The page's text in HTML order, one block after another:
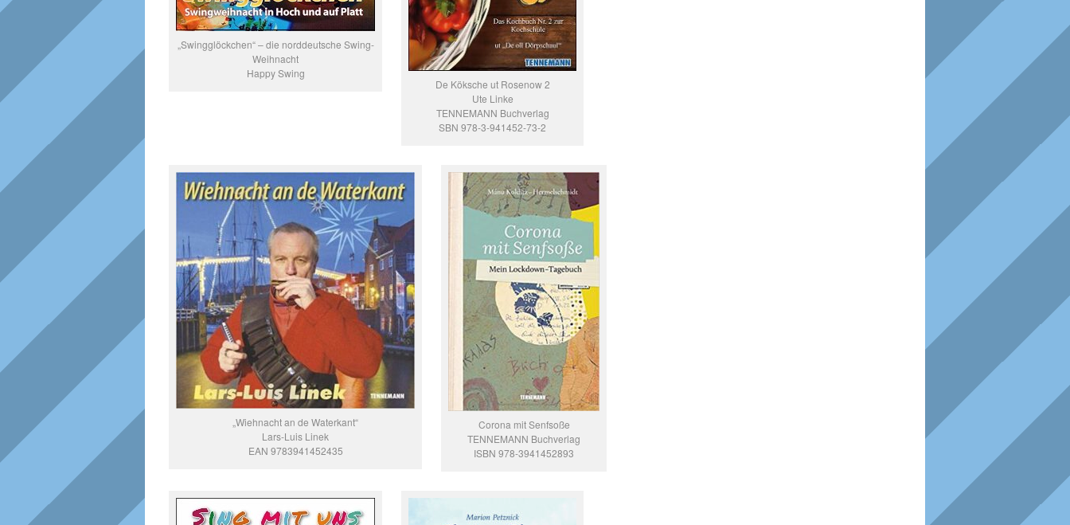
„Swingglöckchen“ – die norddeutsche Swing-
Weihnacht
Happy Swing
De Köksche ut Rosenow 2
Ute Linke
TENNEMANN Buchverlag
SBN 978-3-941452-73-2
„Wiehnacht an de Waterkant“
Lars-Luis Linek
EAN 9783941452435
Corona mit Senfsoße
TENNEMANN Buchverlag
ISBN 978-3941452893